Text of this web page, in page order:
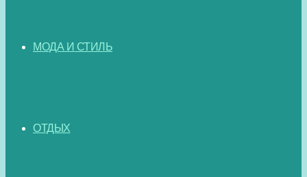
МОДА И СТИЛЬ
ОТДЫХ